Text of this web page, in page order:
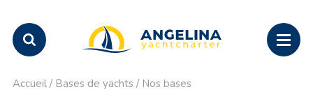
Accueil / Bases de yachts / Nos bases